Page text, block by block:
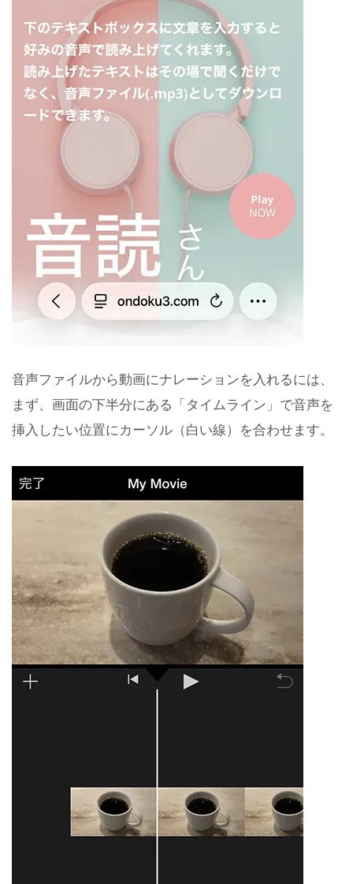
音声ファイルから動画にナレーションを入れるには、
まず、画面の下半分にある「タイムライン」で音声を
挿入したい位置にカーソル（白い線）を合わせます。